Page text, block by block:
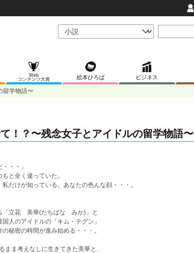
Web
コンテンツ大賞
絵本ひろば ビジネス
留学物語〜
！？〜残念女子とアイドルの留学物語〜
・・」
と全く違っていた。
だけが知っている。あなたの色んな顔・・・。
「立花 美華(たちばな みか)」と
人のアイドルの「キム・テグン」
秘密の時間が進み始める・・・。
まま考えなしに生きてきた美華と、